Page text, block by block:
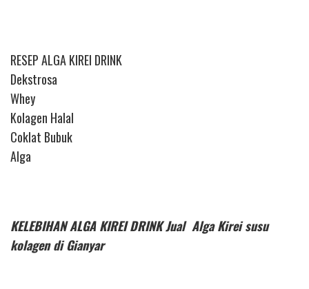
RESEP ALGA KIREI DRINK
Dekstrosa
Whey
Kolagen Halal
Coklat Bubuk
Alga
KELEBIHAN ALGA KIREI DRINK Jual Alga Kirei susu
kolagen di Gianyar